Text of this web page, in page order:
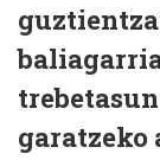
garatzeko